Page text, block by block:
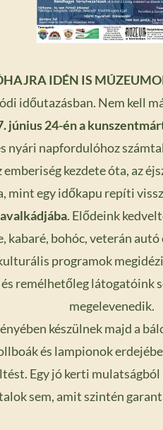
IDÉN IS
időutazásban. Nem kell
június 24-én a
nyári napfordulóhoz
kezdete óta, az
mint egy időkapu repíti
. Elődeink
kabaré, bohóc, veterán
programok
remélhetőleg látogatóink
megelevenedik.
készülnek majd a
és lampionok
Egy jó kerti
sem, amit szintén